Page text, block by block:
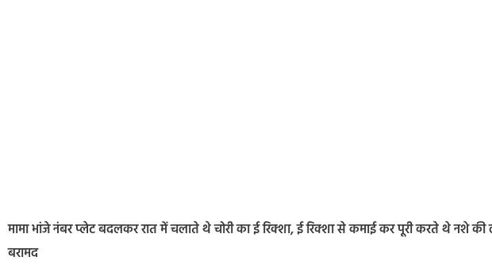
मामा भांजे नंबर प्लेट बदलकर रात में चलाते थे चोरी का ई रिक्शा, ई रिक्शा से कमाई कर पूरी करते थे नशे
बरामद